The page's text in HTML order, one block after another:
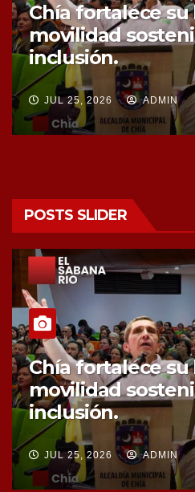
Chía fortalece la
sus fuentes
compra de tres
JUL 25, 2026 ADMIN
POSTS SLIDER
Chía fortalece la
sus fuentes
compra de tres
JUL 25, 2026 ADMIN